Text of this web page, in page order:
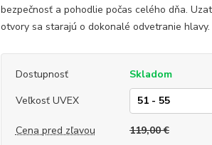
bezpečnosť a pohodlie počas celého dňa.
otvory sa starajú o dokonalé odvetranie hlavy.
Dostupnosť
Skladom
Veľkosť UVEX
Cena pred zľavou 119,00 €